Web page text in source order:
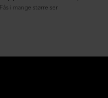
Fås i mange størrelser